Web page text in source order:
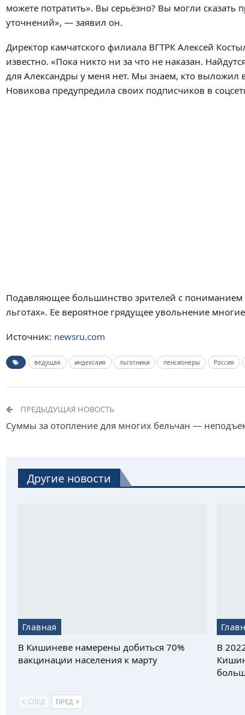
можете потратить». Вы серьёзно? Вы могли
уточнений», — заявил он.
Директор камчатского филиала ВГТРК Алексей
известно. «Пока никто ни за что не наказан.
для Александры у меня нет. Мы знаем, кто
Новикова предупредила своих подписчиков в
Подавляющее большинство зрителей с
льготах». Ее вероятное грядущее увольнение
Источник: newsru.com
ведущая индексаия льготники пенсионеры Россия
ПРЕДЫДУЩАЯ НОВОСТЬ
Суммы за отопление для многих бельчан —
Другие новости
Главная
В Кишиневе намерены добиться 70%
вакцинации населения к марту
В
СЛЕД ПРЕД